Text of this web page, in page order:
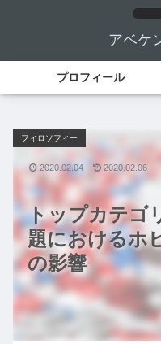
アベケ
プロフィール
トップカテゴ
題におけるホ
の影響
フィロソフィー
2020.02.04 2020.02.06